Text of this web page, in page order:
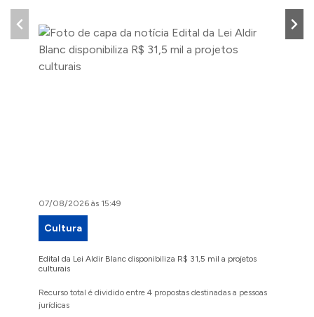
07/08/2026 às 15:49
Cultura
Edital da Lei Aldir Blanc disponibiliza R$ 31,5 mil a projetos
culturais
Recurso total é dividido entre 4 propostas destinadas a pessoas
jurídicas